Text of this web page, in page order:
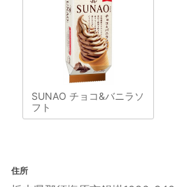
SUNAO チョコ&バニラソ
フト
住所